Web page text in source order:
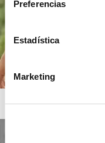
Preferencias
Estadística
Marketing